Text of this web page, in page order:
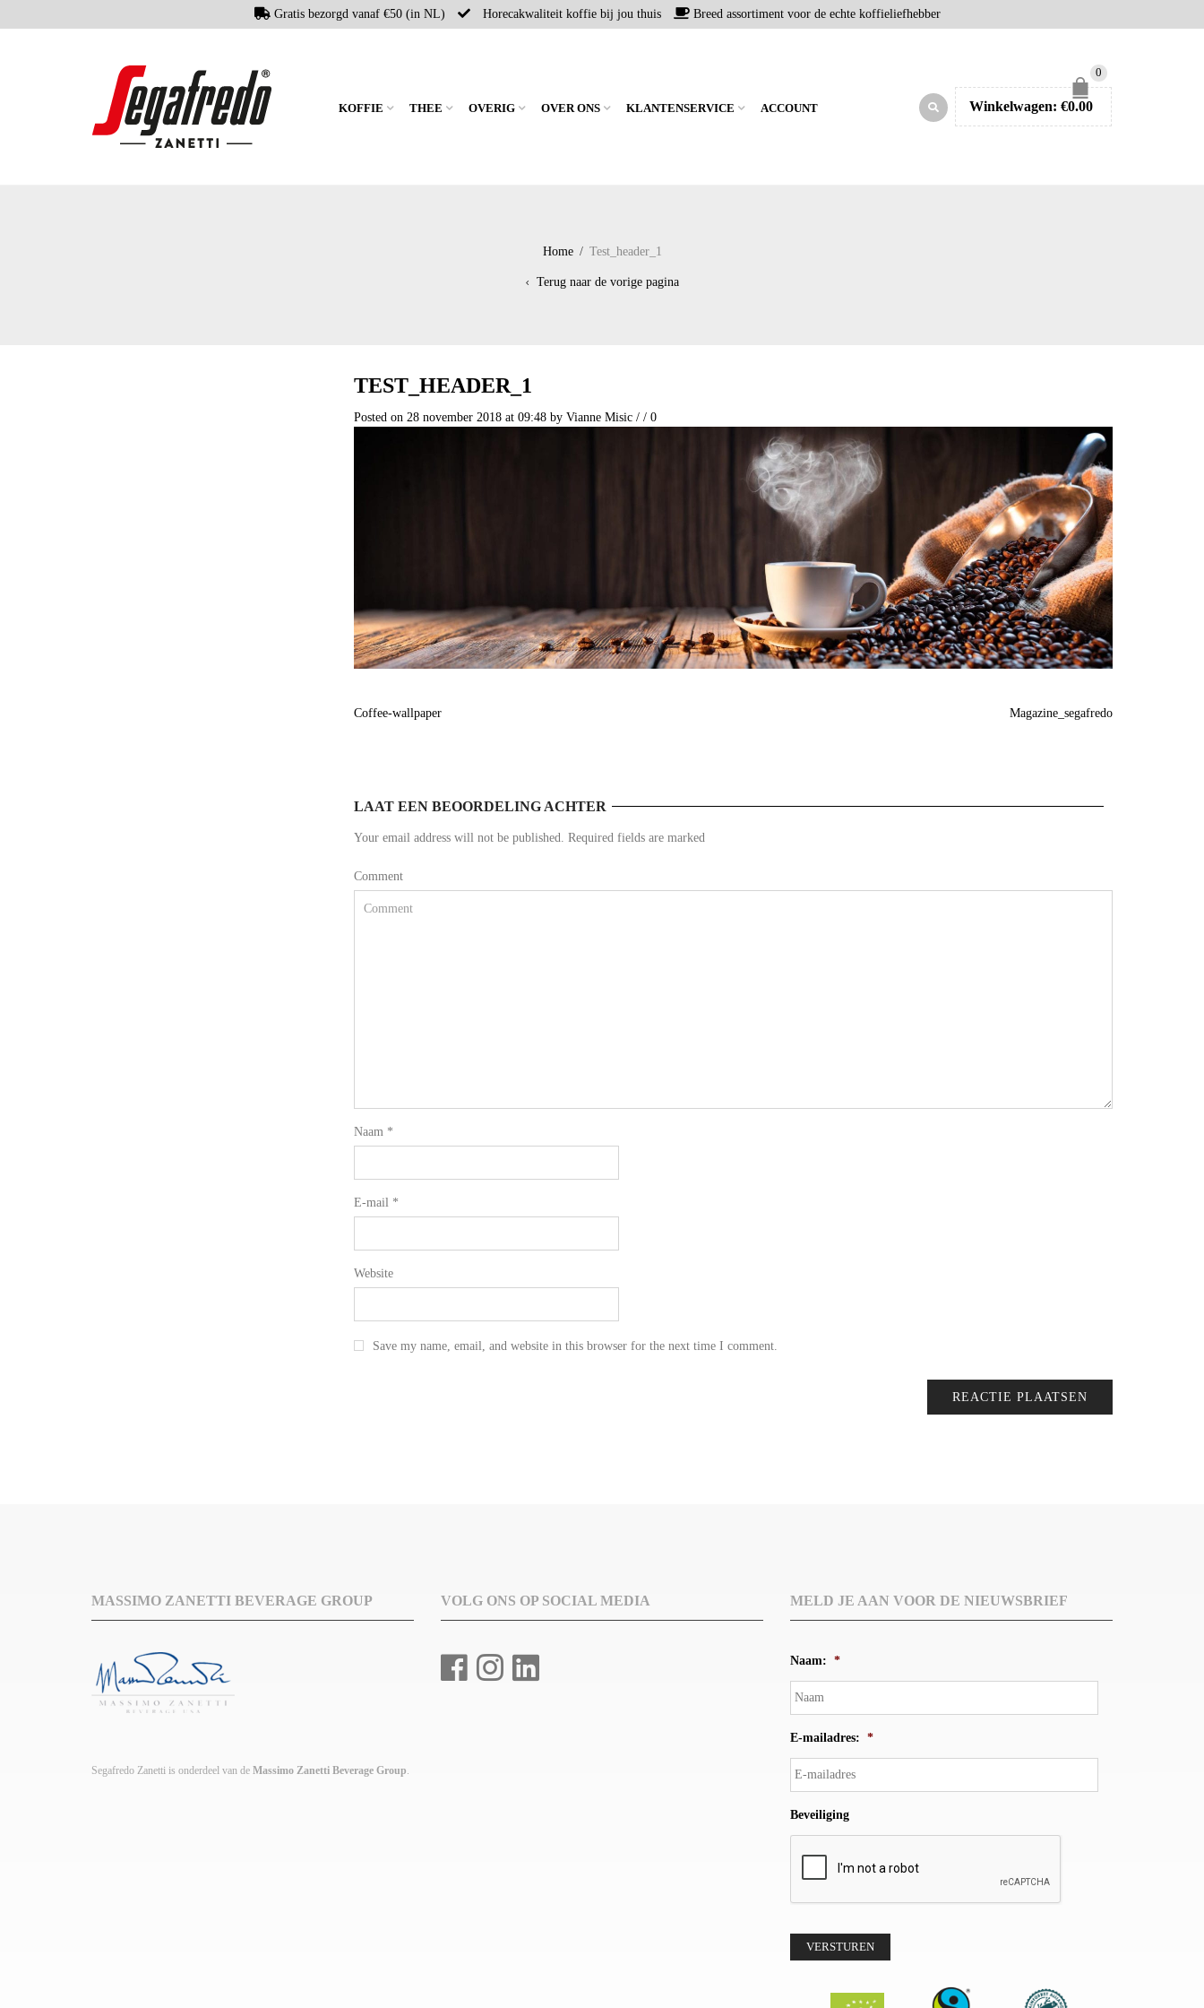
Gratis bezorgd vanaf €50 (in NL) Horecakwaliteit koffie bij jou thuis Breed assortiment voor de echte koffieliefhebber
KOFFIE THEE OVERIG OVER ONS KLANTENSERVICE ACCOUNT
0
Winkelwagen: €0.00
Home / Test_header_1
Terug naar de vorige pagina
TEST_HEADER_1
Posted on 28 november 2018 at 09:48 by Vianne Misic/ / 0
Coffee-wallpaper Magazine_segafredo
LAAT EEN BEOORDELING ACHTER
Your email address will not be published. Required fields are marked
Comment
Naam *
E-mail *
Website
Save my name, email, and website in this browser for the next time I comment.
MASSIMO ZANETTI BEVERAGE GROUP
Segafredo Zanetti is onderdeel van de Massimo Zanetti Beverage Group
VOLG ONS OP SOCIAL MEDIA MELD JE AAN VOOR DE NIEUWSBRIEF
Naam: *
E-mailadres: *
Beveiliging
VERSTUREN